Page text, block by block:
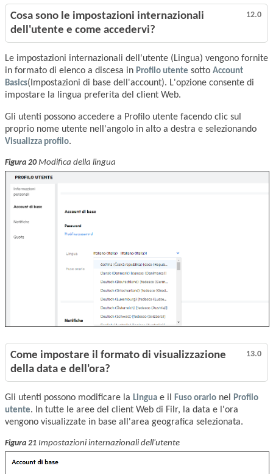
12.0
Cosa sono le impostazioni internazionali
dell'utente e come accedervi?
Le impostazioni internazionali dell'utente (Lingua) vengono fornite
in formato di elenco a discesa in Profilo utente sotto Account
Basics(Impostazioni di base dell'account). L'opzione consente di
impostare la lingua preferita del client Web.
Gli utenti possono accedere a Profilo utente facendo clic sul
proprio nome utente nell'angolo in alto a destra e selezionando
Visualizza profilo.
Figura 20Modifica della lingua
13.0
Come impostare il formato di visualizzazione
della data e dell'ora?
Gli utenti possono modificare la Lingua e il Fuso orario nel
Profilo
utente. In tutte le aree del client Web di Filr, la data e l'ora
vengono visualizzate in base all'area geografica selezionata.
Figura 21 Impostazioni internazionali dell'utente